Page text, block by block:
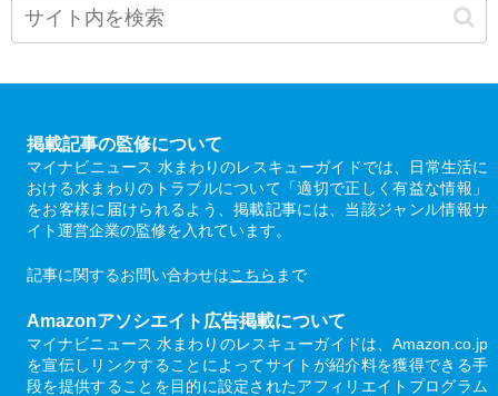
掲載記事の監修について
マイナビニュース 水まわりのレスキューガイドでは、日常生活に
おける水まわりのトラブルについて「適切で正しく有益な情報」
をお客様に届けられるよう、掲載記事には、当該ジャンル情報サ
イト運営企業の監修を入れています。
記事に関するお問い合わせはこちら まで
Amazonアソシエイト広告掲載について
マイナビニュース 水まわりのレスキューガイドは、Amazon.co.jp
を宣伝しリンクすることによってサイトが紹介料を獲得できる手
段を提供することを目的に設定されたアフィリエイトプログラム